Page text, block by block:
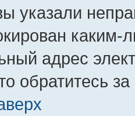
указали
адрес
обратитесь